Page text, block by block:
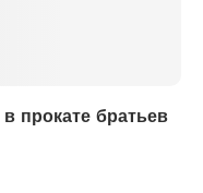
прокате братьев